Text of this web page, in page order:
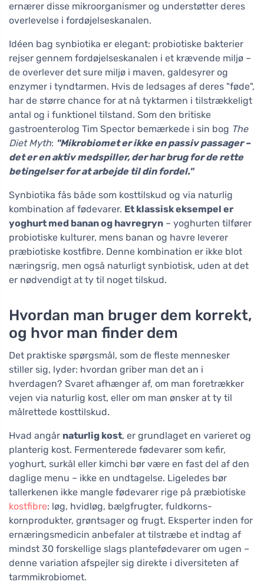
ernærer disse mikroorganismer og understøtter deres
overlevelse i fordøjelseskanalen.
Idéen bag synbiotika er elegant: probiotiske bakterier
rejser gennem fordøjelseskanalen i et krævende miljø –
de overlever det sure miljø i maven, galdesyrer og
enzymer i tyndtarmen. Hvis de ledsages af deres "føde",
har de større chance for at nå tyktarmen i tilstrækkeligt
antal og i funktionel tilstand. Som den britiske
gastroenterolog Tim Spector bemærkede i sin bog The
Diet Myth: "Mikrobiomet er ikke en passiv passager –
det er en aktiv medspiller, der har brug for de rette
betingelser for at arbejde til din fordel."
Synbiotika fås både som kosttilskud og via naturlig
kombination af fødevarer. Et klassisk eksempel er
yoghurt med banan og havregryn – yoghurten tilfører
probiotiske kulturer, mens banan og havre leverer
præbiotiske kostfibre. Denne kombination er ikke blot
næringsrig, men også naturligt synbiotisk, uden at det
er nødvendigt at ty til noget tilskud.
Hvordan man bruger dem korrekt,
og hvor man finder dem
Det praktiske spørgsmål, som de fleste mennesker
stiller sig, lyder: hvordan griber man det an i
hverdagen? Svaret afhænger af, om man foretrækker
vejen via naturlig kost, eller om man ønsker at ty til
målrettede kosttilskud.
Hvad angår naturlig kost, er grundlaget en varieret og
planterig kost. Fermenterede fødevarer som kefir,
yoghurt, surkål eller kimchi bør være en fast del af den
daglige menu – ikke en undtagelse. Ligeledes bør
tallerkenen ikke mangle fødevarer rige på præbiotiske
kostfibre: løg, hvidløg, bælgfrugter, fuldkorns-
kornprodukter, grøntsager og frugt. Eksperter inden for
ernæringsmedicin anbefaler at tilstræbe et indtag af
mindst 30 forskellige slags plantefødevarer om ugen –
denne variation afspejler sig direkte i diversiteten af
tarmmikrobiomet.